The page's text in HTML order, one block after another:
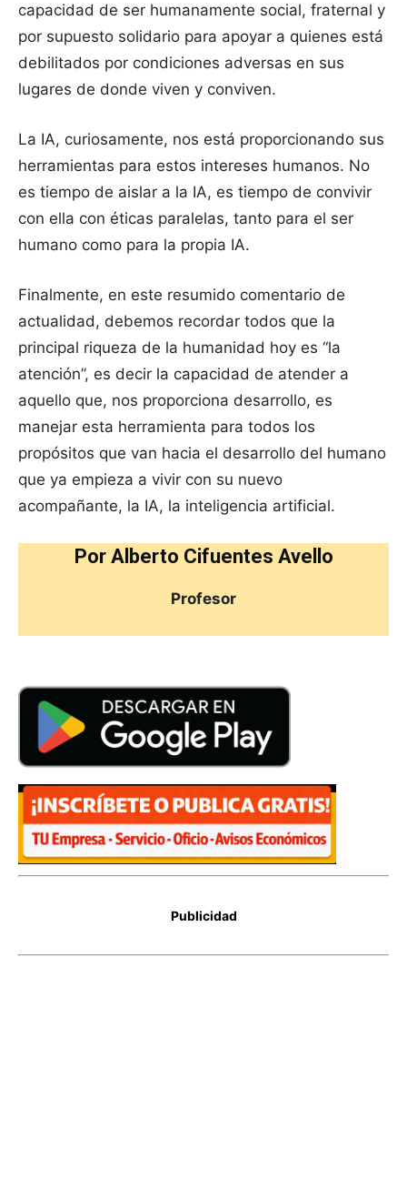
capacidad de ser humanamente social, fraternal y
por supuesto solidario para apoyar a quienes está
debilitados por condiciones adversas en sus
lugares de donde viven y conviven.
La IA, curiosamente, nos está proporcionando sus
herramientas para estos intereses humanos. No
es tiempo de aislar a la IA, es tiempo de convivir
con ella con éticas paralelas, tanto para el ser
humano como para la propia IA.
Finalmente, en este resumido comentario de
actualidad, debemos recordar todos que la
principal riqueza de la humanidad hoy es “la
atención”, es decir la capacidad de atender a
aquello que, nos proporciona desarrollo, es
manejar esta herramienta para todos los
propósitos que van hacia el desarrollo del humano
que ya empieza a vivir con su nuevo
acompañante, la IA, la inteligencia artificial.
Por Alberto Cifuentes Avello
Profesor
Publicidad